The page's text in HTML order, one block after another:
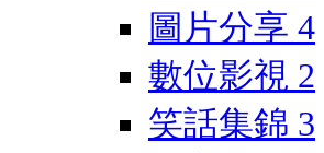
圖片分享 4
數位影視 2
笑話集錦 3